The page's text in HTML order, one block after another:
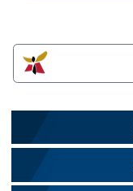
左邊區域內容